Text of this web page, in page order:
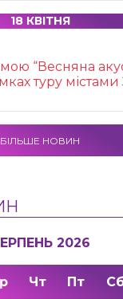
18 КВІТНЯ
“Весняна
туру містами
БІЛЬШЕ НОВИН
2026
Чт Пт